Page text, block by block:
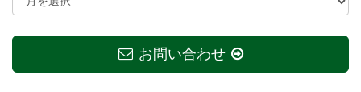
お問い合わせ